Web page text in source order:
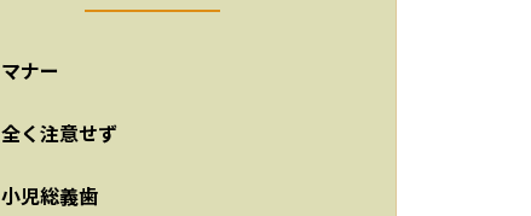
マナー
全く注意せず
小児総義歯